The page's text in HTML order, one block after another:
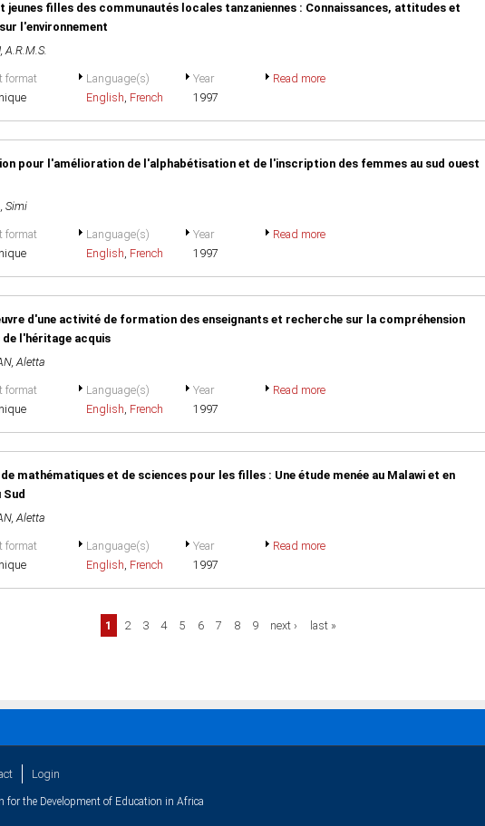
jeunes filles des communautés locales tanzaniennes : Connaissances, attitudes et
l'environnement
A.R.M.S.
format
Language(s)
English, French
Year
1997
Read more
pour l'amélioration de l'alphabétisation et de l'inscription des femmes au sud ouest
Simi
format
Language(s)
English, French
Year
1997
Read more
d'une activité de formation des enseignants et recherche sur la compréhension
de l'héritage acquis
Aletta
format
Language(s)
English, French
Year
1997
Read more
mathématiques et de sciences pour les filles : Une étude menée au Malawi et en
Aletta
format
Language(s)
English, French
Year
1997
Read more
1 2 3 4 5 6 7 8 9 next › last »
Login
the Development of Education in Africa